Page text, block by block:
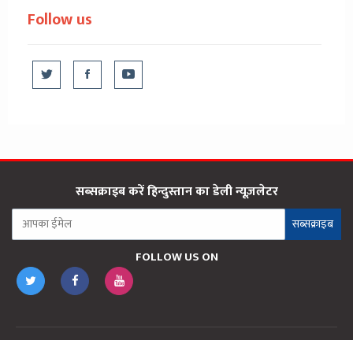
Follow us
सब्सक्राइब करें हिन्दुस्तान का डेली न्यूज़लेटर
सब्सक्राइब
FOLLOW US ON